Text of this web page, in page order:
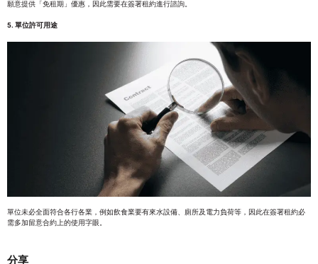
願意提供「免租期」優惠，因此需要在簽署租約進行諮詢。
5. 單位許可用途
單位未必全面符合各行各業，例如飲食業要有來水設備、廁所及電力負荷等，因此在簽署租約必
需多加留意合約上的使用字眼。
分享